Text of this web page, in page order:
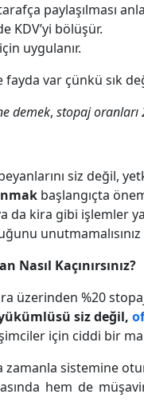
paylaşılması
KDV’yi bölüşür.
uygulanır.
var çünkü sık
demek, stopaj oranları
siz değil,
başlangıçta
kira gibi işlemler
unutmamalısınız
Kaçınırsınız?
üzerinden %20
siz değil,
için ciddi bir
zamanla sistemine
hem de